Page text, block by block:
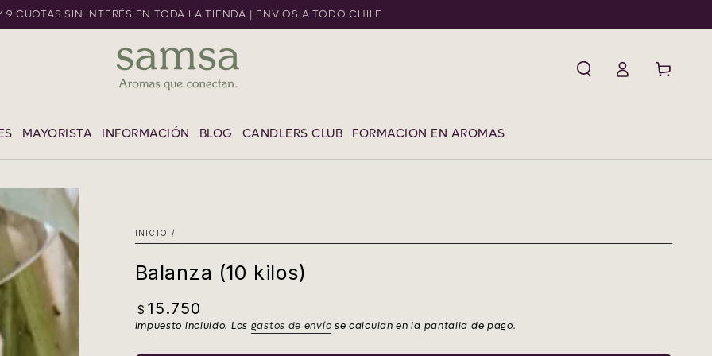
CONTENIDO
9 CUOTAS SIN INTERÉS EN TODA LA TIENDA | ENVIOS A TODO CHILE
MAYORISTA INFORMACIÓN BLOG CANDLERS CLUB FORMACION EN AROMAS
sesión
Carrito
INICIO /
Balanza (10 kilos)
Precio
regular
$ 15.750
Impuesto incluido. Los gastos de envío se calculan en la pantalla de pago.